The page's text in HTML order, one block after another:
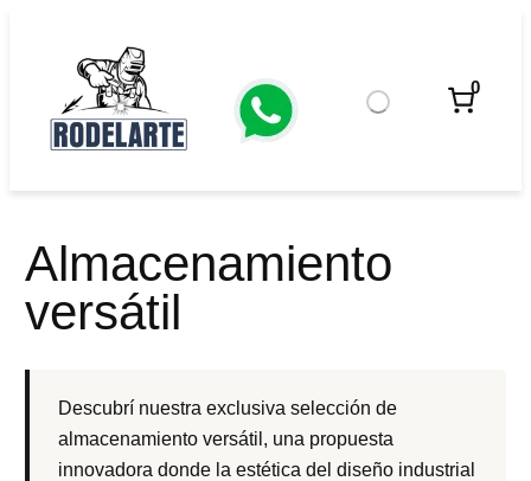
contenido
0
Almacenamiento
versátil
Descubrí nuestra exclusiva selección de
almacenamiento versátil, una propuesta
innovadora donde la estética del diseño industrial